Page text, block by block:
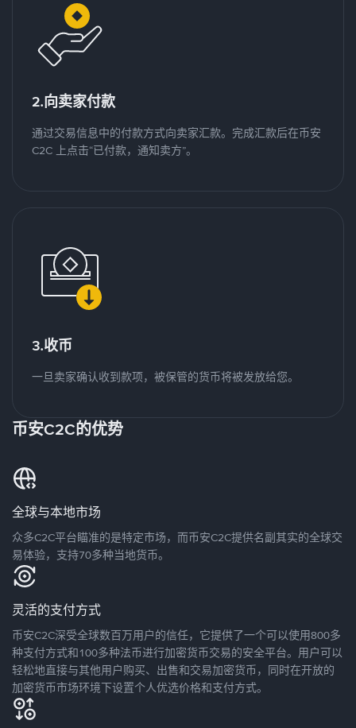
2.向卖家付款
通过交易信息中的付款方式向卖家汇款。完成汇款后在币安
C2C 上点击“已付款，通知卖方”。
3.收币
一旦卖家确认收到款项，被保管的货币将被发放给您。
币安C2C的优势
全球与本地市场
众多C2C平台瞄准的是特定市场，而币安C2C提供名副其实的全球交
易体验，支持70多种当地货币。
灵活的支付方式
币安C2C深受全球数百万用户的信任，它提供了一个可以使用800多
种支付方式和100多种法币进行加密货币交易的安全平台。用户可以
轻松地直接与其他用户购买、出售和交易加密货币，同时在开放的
加密货币市场环境下设置个人优选价格和支付方式。